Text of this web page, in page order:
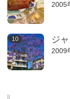
2005
ジ
2009